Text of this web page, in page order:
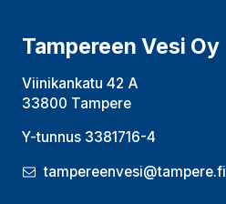
Tampereen Vesi Oy
Viinikankatu 42 A
33800 Tampere
Y-tunnus 3381716-4
tampereenvesi@tampere.fi